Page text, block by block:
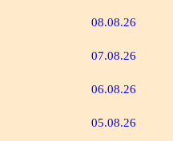
08.08.26
07.08.26
06.08.26
05.08.26